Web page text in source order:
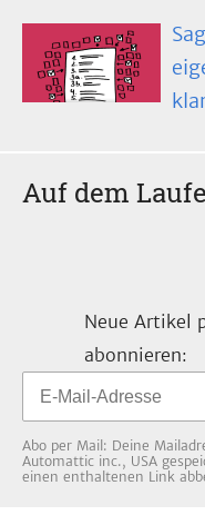
Auf dem
Neue Artikel
abonnieren:
Abo per Mail: Deine
Automattic inc., USA
einen enthaltenen Link